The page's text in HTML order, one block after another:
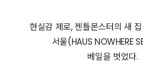
현실감 제로, 젠틀몬스터의 새
서울(HAUS NOWHERE
베일을 벗었다.